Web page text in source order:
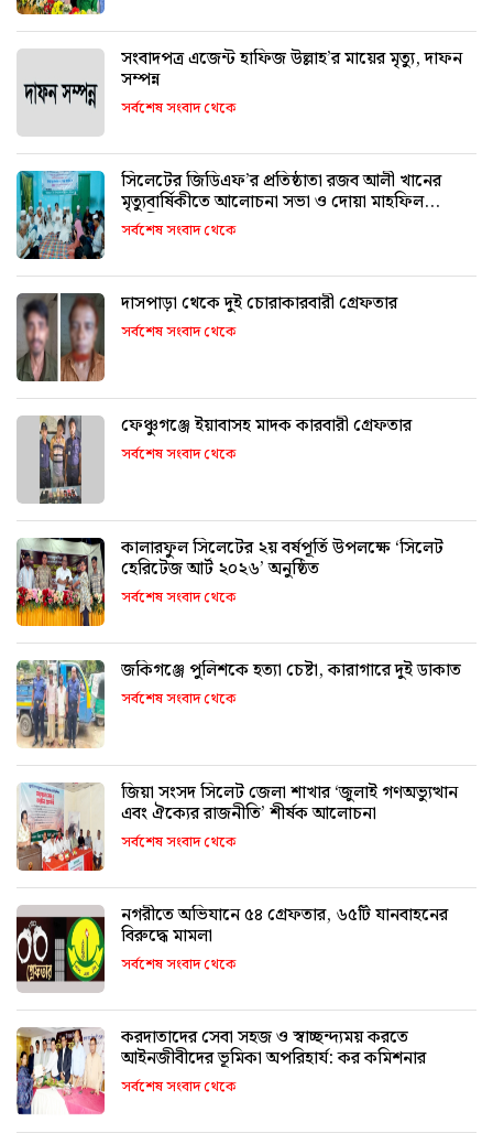
সংবাদপত্র এজেন্ট হাফিজ উল্লাহ’র মায়ের মৃত্যু, দাফন
সম্পন্ন
সর্বশেষ সংবাদ থেকে
সিলেটের জিডিএফ’র প্রতিষ্ঠাতা রজব আলী খানের
মৃত্যুবার্ষিকীতে আলোচনা সভা ও দোয়া মাহফিল
অনুষ্ঠিত
সর্বশেষ সংবাদ থেকে
দাসপাড়া থেকে দুই চোরাকারবারী গ্রেফতার
সর্বশেষ সংবাদ থেকে
ফেঞ্চুগঞ্জে ইয়াবাসহ মাদক কারবারী গ্রেফতার
সর্বশেষ সংবাদ থেকে
কালারফুল সিলেটের ২য় বর্ষপূর্তি উপলক্ষে ‘সিলেট
হেরিটেজ আর্ট ২০২৬’ অনুষ্ঠিত
সর্বশেষ সংবাদ থেকে
জকিগঞ্জে পুলিশকে হত্যা চেষ্টা, কারাগারে দুই ডাকাত
সর্বশেষ সংবাদ থেকে
জিয়া সংসদ সিলেট জেলা শাখার ‘জুলাই গণঅভ্যুত্থান
এবং ঐক্যের রাজনীতি’ শীর্ষক আলোচনা
সর্বশেষ সংবাদ থেকে
নগরীতে অভিযানে ৫৪ গ্রেফতার, ৬৫টি যানবাহনের
বিরুদ্ধে মামলা
সর্বশেষ সংবাদ থেকে
করদাতাদের সেবা সহজ ও স্বাচ্ছন্দ্যময় করতে
আইনজীবীদের ভূমিকা অপরিহার্য: কর কমিশনার
সর্বশেষ সংবাদ থেকে